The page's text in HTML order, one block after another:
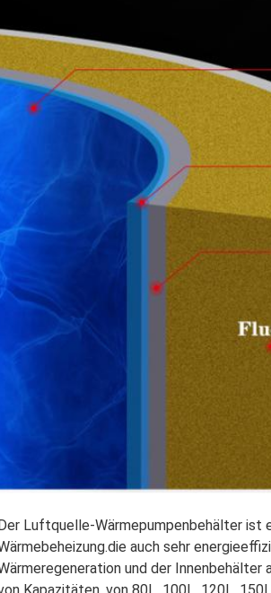
Der Luftquelle-Wärmepumpenbehälter ist
auch sehr
und der